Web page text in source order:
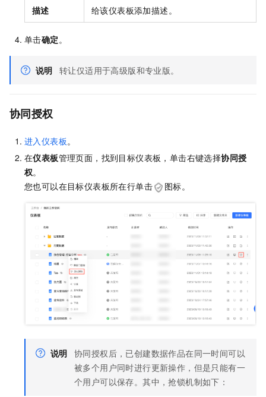
描述 给该仪表板添加描述。
单击确定 。
说明 转让仅适用于高级版和专业版。
协同授权
进入仪表板 。
在仪表板管理页面，找到目标仪表板，单击右键选择协同授
权。
您也可以在目标仪表板所在行单击
图标。
说明 协同授权后，已创建数据作品在同一时间可以
被多个用户同时进行更新操作，但是只能有一
个用户可以保存。其中，抢锁机制如下：